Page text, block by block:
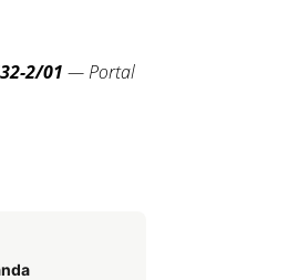
2/01 — Portal